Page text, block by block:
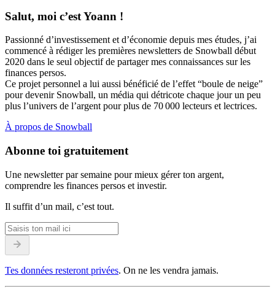
Salut, moi c’est Yoann !
Passionné d’investissement et d’économie depuis mes études, j’ai
commencé à rédiger les premières newsletters de Snowball début
2020 dans le seul objectif de partager mes connaissances sur les
finances persos.
Ce projet personnel a lui aussi bénéficié de l’effet “boule de neige”
pour devenir Snowball, un média qui détricote chaque jour un peu
plus l’univers de l’argent pour plus de 70 000 lecteurs et lectrices.
À propos de Snowball
Abonne toi gratuitement
Une newsletter par semaine pour mieux gérer ton argent,
comprendre les finances persos et investir.
Il suffit d’un mail, c’est tout.
Tes données resteront privées. On ne les vendra jamais.